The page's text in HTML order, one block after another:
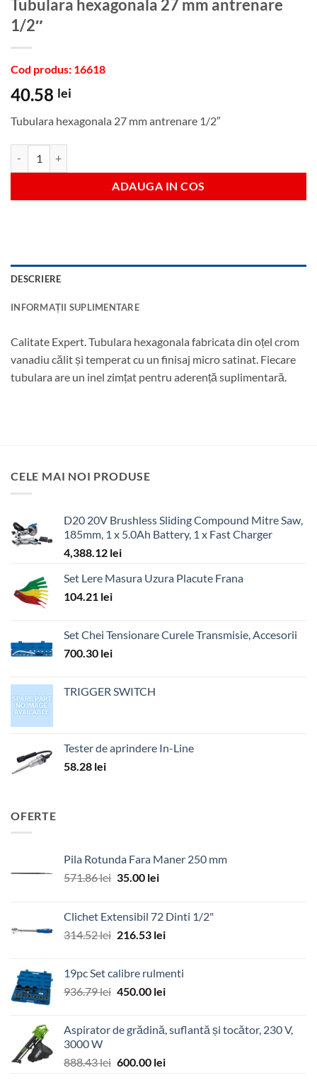
Tubulara hexagonala 27 mm antrenare
1/2″
Cod produs: 16618
40.58 lei
Tubulara hexagonala 27 mm antrenare 1/2″
ADAUGA IN COS
DESCRIERE
INFORMAȚII SUPLIMENTARE
Calitate Expert. Tubulara hexagonala fabricata din oțel crom
vanadiu călit și temperat cu un finisaj micro satinat. Fiecare
tubulara are un inel zimțat pentru aderență suplimentară.
CELE MAI NOI PRODUSE
D20 20V Brushless Sliding Compound Mitre Saw,
185mm, 1 x 5.0Ah Battery, 1 x Fast Charger
4,388.12 lei
Set Lere Masura Uzura Placute Frana
104.21 lei
Set Chei Tensionare Curele Transmisie, Accesorii
700.30 lei
TRIGGER SWITCH
Tester de aprindere In-Line
58.28 lei
OFERTE
Pila Rotunda Fara Maner 250 mm
571.86lei Prețul
fost:
571.86 lei.
35.00 leiPrețul
35.00 lei.
Clichet Extensibil 72 Dinti 1/2"
314.52lei Prețul
fost:
314.52 lei.
216.53 leiPrețul
216.53 lei.
19pc Set calibre rulmenti
936.79lei Prețul
fost:
450.00 leiPrețul
450.00 lei.
Aspirator de grădină, suflantă și tocător, 230 V,
3000 W
888.43lei Prețul
600.00 leiPrețul